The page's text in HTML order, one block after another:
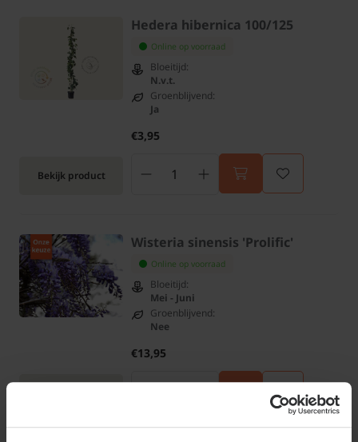
Bekijk product
Hedera hibernica 100/125
Online op voorraad
Bloeitijd:
N.v.t.
Groenblijvend:
Ja
€3,95
Wisteria sinensis 'Prolific'
Online op voorraad
Bloeitijd:
Mei - Juni
Groenblijvend:
Nee
€13,95